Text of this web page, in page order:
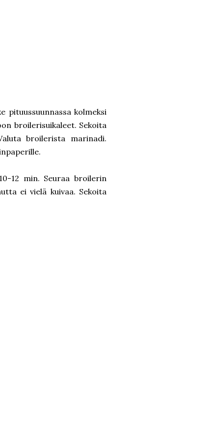
pituussuunnassa kolmeksi
broilerisuikaleet. Sekoita
broilerista marinadi.
12 min. Seuraa broilerin
ei vielä kuivaa. Sekoita